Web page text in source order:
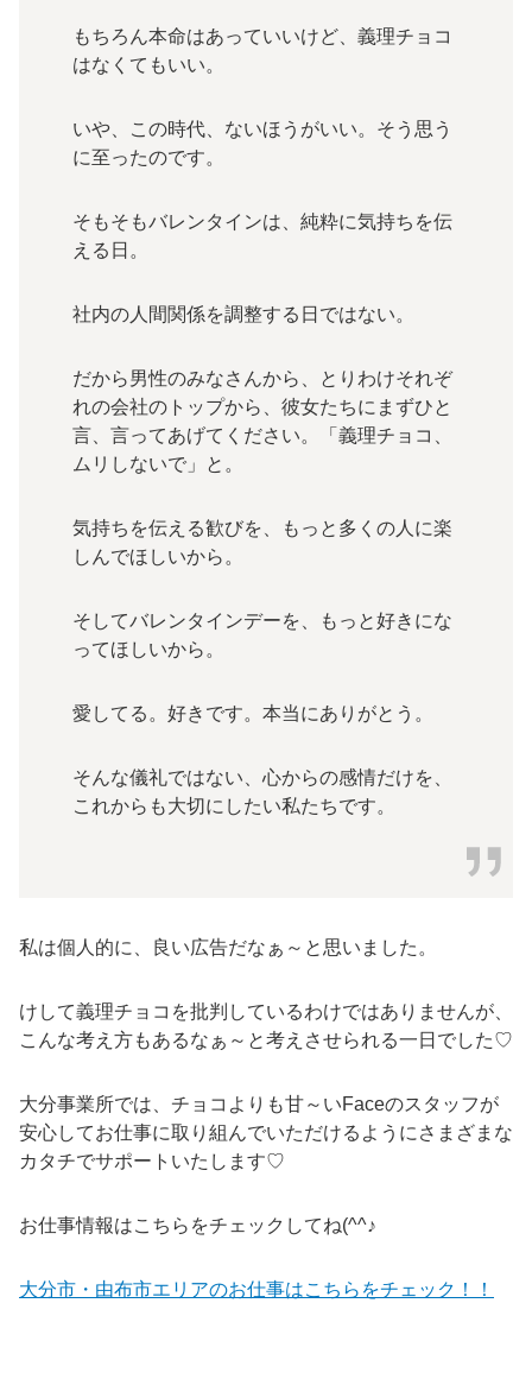
もちろん本命はあっていいけど、義理チョコ
はなくてもいい。
いや、この時代、ないほうがいい。そう思う
に至ったのです。
そもそもバレンタインは、純粋に気持ちを伝
える日。
社内の人間関係を調整する日ではない。
だから男性のみなさんから、とりわけそれぞ
れの会社のトップから、彼女たちにまずひと
言、言ってあげてください。「義理チョコ、
ムリしないで」と。
気持ちを伝える歓びを、もっと多くの人に楽
しんでほしいから。
そしてバレンタインデーを、もっと好きにな
ってほしいから。
愛してる。好きです。本当にありがとう。
そんな儀礼ではない、心からの感情だけを、
これからも大切にしたい私たちです。
私は個人的に、良い広告だなぁ～と思いました。
けして義理チョコを批判しているわけではありませんが、
こんな考え方もあるなぁ～と考えさせられる一日でした♡
大分事業所では、チョコよりも甘～いFaceのスタッフが
安心してお仕事に取り組んでいただけるようにさまざまな
カタチでサポートいたします♡
お仕事情報はこちらをチェックしてね(^^♪
大分市・由布市エリアのお仕事はこちらをチェック！！